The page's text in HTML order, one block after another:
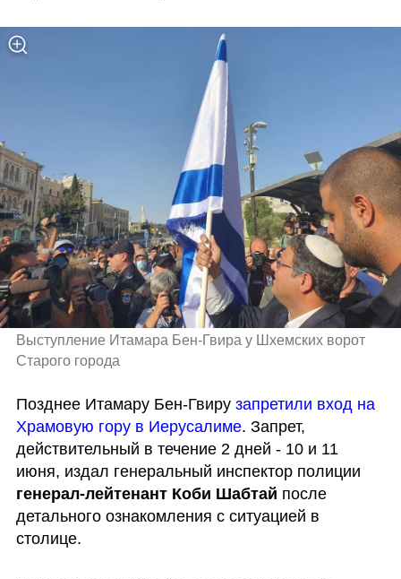
Выступление Итамара Бен-Гвира у Шхемских ворот
Старого города
Позднее Итамару Бен-Гвиру запретили вход на
Храмовую гору в Иерусалиме. Запрет,
действительный в течение 2 дней - 10 и 11
генерал-лейтенант Коби Шабтай после
детального ознакомления с ситуацией в
столице.